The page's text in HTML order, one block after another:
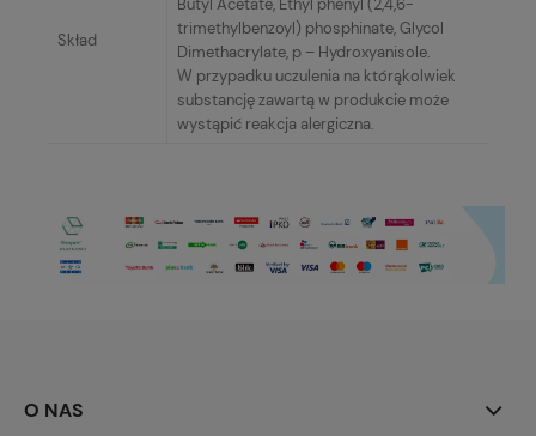
Skład
trimethylbenzoyl) phosphinate, Glycol
Dimethacrylate, p – Hydroxyanisole.
W przypadku uczulenia na którąkolwiek
substancję zawartą w produkcie może
wystąpić reakcja alergiczna.
O NAS